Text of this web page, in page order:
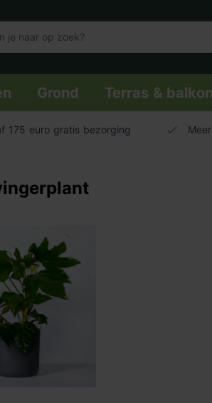
Grond Terras & balkon
175 euro gratis bezorging